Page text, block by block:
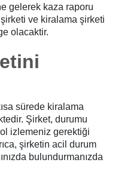
gelerek kaza raporu
ve kiralama şirketi
olacaktir.
sürede kiralama
Şirket, durumu
izlemeniz gerektiği
şirketin acil durum
bulundurmanızda